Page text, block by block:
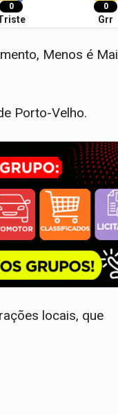
0 0
Grr
Menos é
Porto-Velho.
locais, que